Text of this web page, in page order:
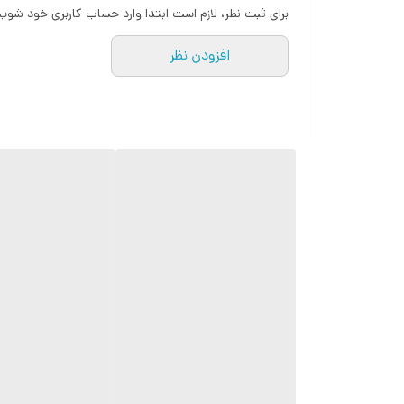
برای ثبت نظر، لازم است ابتدا وارد حساب کاربری خود
افزودن نظر